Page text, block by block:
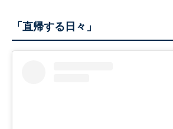
「直帰する日々」